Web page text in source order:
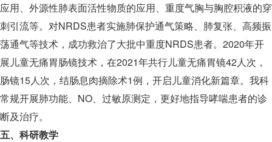
应用、外源性肺表面活性物质的应用、重度气胸与胸腔积液的穿
刺引流等。对NRDS患者实施肺保护通气策略、肺复张、高频振
荡通气等技术，成功救治了大批中重度NRDS患者。2020年开
展儿童无痛胃肠镜技术，在2021年共行儿童无痛胃镜42人次，
肠镜15人次，结肠息肉摘除术1例，开启儿童消化新篇章。我科
常规开展肺功能、NO、过敏原测定，更好地指导哮喘患者的诊
断及治疗。
五、科研教学